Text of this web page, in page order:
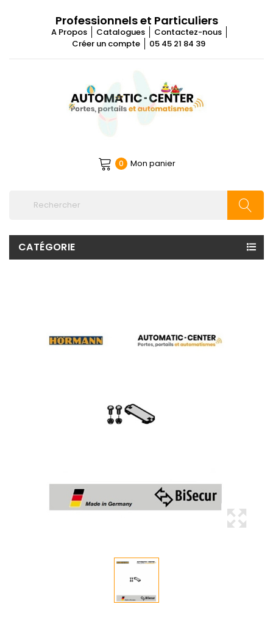
Professionnels et Particuliers
A Propos Catalogues
Contactez-nous
Créer un compte
05 45 21 84 39
0 Mon panier
CATÉGORIE